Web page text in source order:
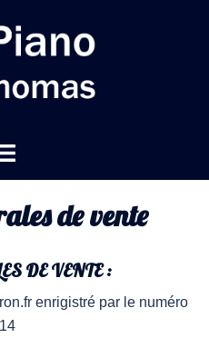
de vente
DE VENTE :
enrigistré par le numéro